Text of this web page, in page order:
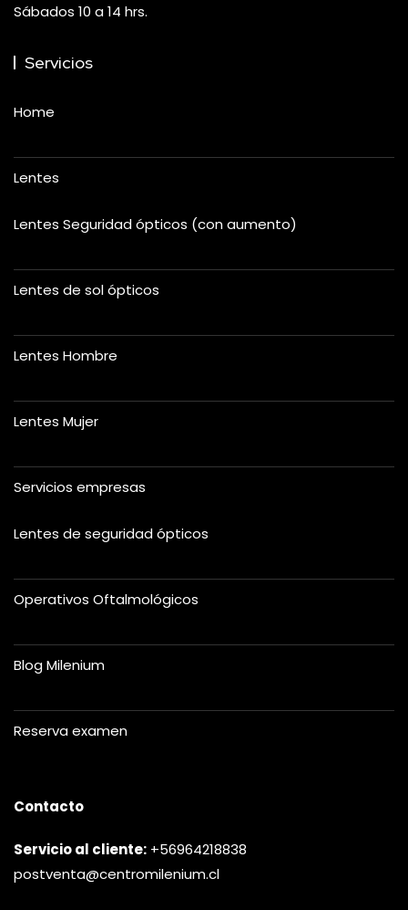
Sábados 10 a 14 hrs.
Servicios
Home
Lentes
Lentes Seguridad ópticos (con aumento)
Lentes de sol ópticos
Lentes Hombre
Lentes Mujer
Servicios empresas
Lentes de seguridad ópticos
Operativos Oftalmológicos
Blog Milenium
Reserva examen
Contacto
Servicio al cliente: +56964218838
postventa@centromilenium.cl